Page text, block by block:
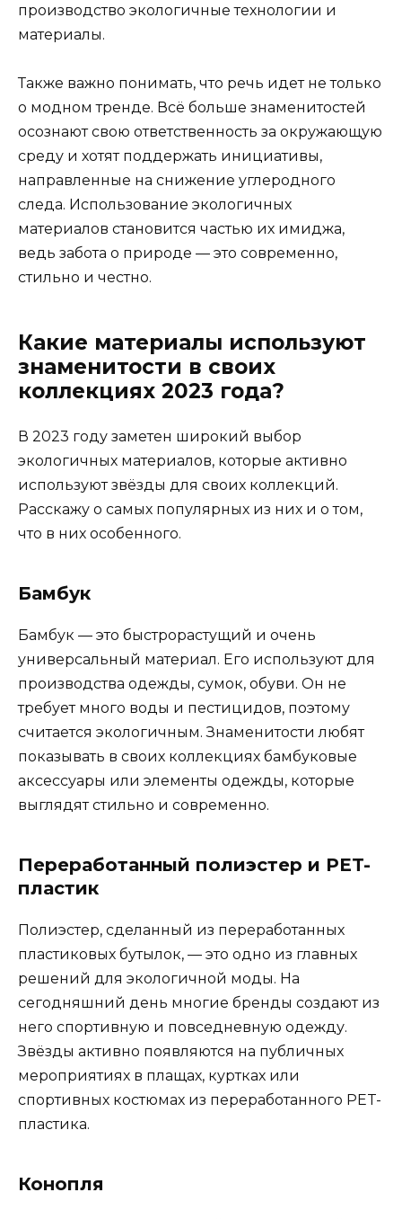
производство экологичные технологии и
материалы.
Также важно понимать, что речь идет не только
о модном тренде. Всё больше знаменитостей
осознают свою ответственность за окружающую
среду и хотят поддержать инициативы,
направленные на снижение углеродного
следа. Использование экологичных
материалов становится частью их имиджа,
ведь забота о природе — это современно,
стильно и честно.
Какие материалы используют
знаменитости в своих
коллекциях 2023 года?
В 2023 году заметен широкий выбор
экологичных материалов, которые активно
используют звёзды для своих коллекций.
Расскажу о самых популярных из них и о том,
что в них особенного.
Бамбук
Бамбук — это быстрорастущий и очень
универсальный материал. Его используют для
производства одежды, сумок, обуви. Он не
требует много воды и пестицидов, поэтому
считается экологичным. Знаменитости любят
показывать в своих коллекциях бамбуковые
аксессуары или элементы одежды, которые
выглядят стильно и современно.
Переработанный полиэстер и PET-
пластик
Полиэстер, сделанный из переработанных
пластиковых бутылок, — это одно из главных
решений для экологичной моды. На
сегодняшний день многие бренды создают из
него спортивную и повседневную одежду.
Звёзды активно появляются на публичных
мероприятиях в плащах, куртках или
спортивных костюмах из переработанного PET-
пластика.
Конопля